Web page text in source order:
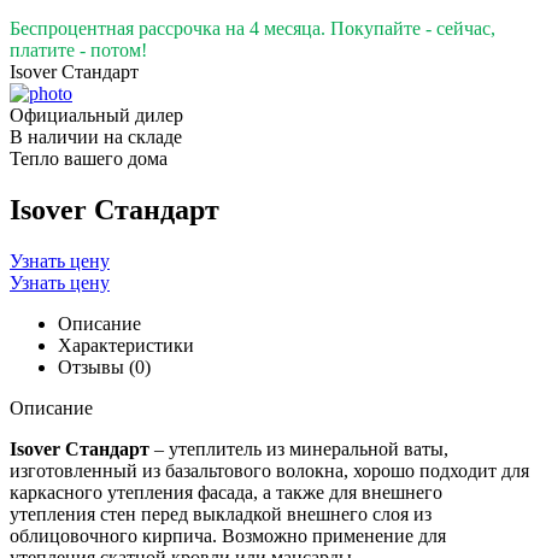
Беспроцентная рассрочка на 4 месяца. Покупайте - сейчас,
платите - потом!
Isover Стандарт
Официальный дилер
В наличии на складе
Тепло вашего дома
Isover Стандарт
Узнать цену
Узнать цену
Описание
Характеристики
Отзывы (0)
Описание
Isover Стандарт – утеплитель из минеральной ваты,
изготовленный из базальтового волокна, хорошо подходит для
каркасного утепления фасада, а также для внешнего
утепления стен перед выкладкой внешнего слоя из
облицовочного кирпича. Возможно применение для